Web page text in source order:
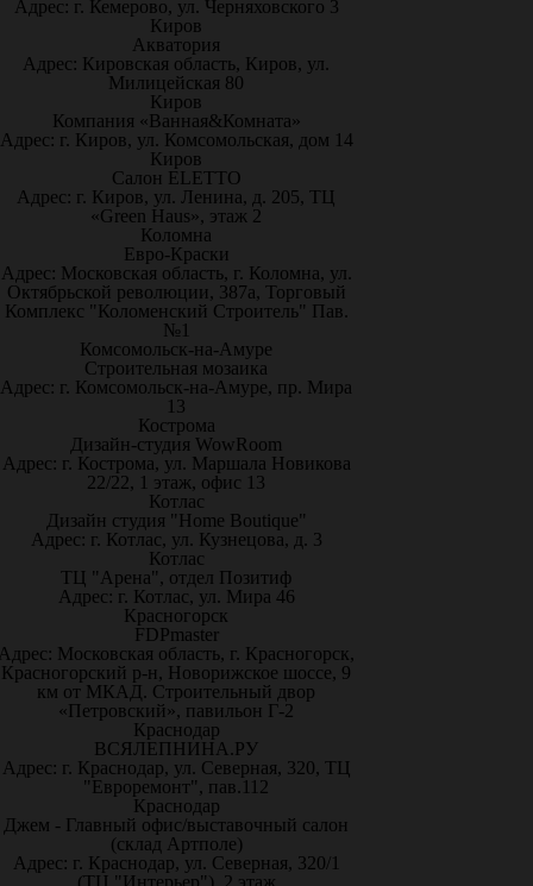
Адрес: г. Кемерово, ул. Черняховского 3
Киров
Акватория
Адрес: Кировская область, Киров, ул.
Милицейская 80
Киров
Компания «Ванная&Комната»
Адрес: г. Киров, ул. Комсомольская, дом 14
Киров
Салон ELETTO
Адрес: г. Киров, ул. Ленина, д. 205, ТЦ
«Green Haus», этаж 2
Коломна
Евро-Краски
Адрес: Московская область, г. Коломна, ул.
Октябрьской революции, 387а, Торговый
Комплекс "Коломенский Строитель" Пав.
№1
Комсомольск-на-Амуре
Строительная мозаика
Адрес: г. Комсомольск-на-Амуре, пр. Мира
13
Кострома
Дизайн-студия WowRoom
Адрес: г. Кострома, ул. Маршала Новикова
22/22, 1 этаж, офис 13
Котлас
Дизайн студия "Home Boutique"
Адрес: г. Котлас, ул. Кузнецова, д. 3
Котлас
ТЦ "Арена", отдел Позитиф
Адрес: г. Котлас, ул. Мира 46
Красногорск
FDPmaster
Московская область, г. Красногорск,
Красногорский р-н, Новорижское шоссе, 9
км от МКАД. Строительный двор
«Петровский», павильон Г-2
Краснодар
ВСЯЛЕПНИНА.РУ
Адрес: г. Краснодар, ул. Северная, 320, ТЦ
"Евроремонт", пав.112
Краснодар
Джем - Главный офис/выставочный салон
(склад Артполе)
Адрес: г. Краснодар, ул. Северная, 320/1
(ТЦ "Интерьер"), 2 этаж